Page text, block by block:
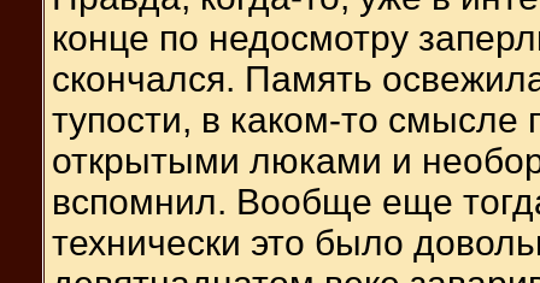
конце по недосмотру
скончался. Память
тупости, в каком-то
открытыми люками и
вспомнил. Вообще еще
технически это было